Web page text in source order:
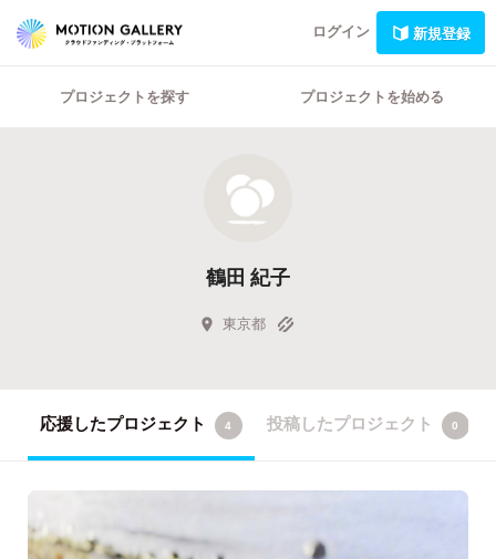
ログイン 新規登録
プロジェクトを探す プロジェクトを始める
鶴田 紀子
東京都
応援したプロジェクト 4 投稿したプロジェクト 0